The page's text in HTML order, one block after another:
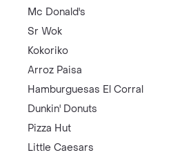
Mc Donald's
Sr Wok
Kokoriko
Arroz Paisa
Hamburguesas El Corral
Dunkin' Donuts
Pizza Hut
Little Caesars